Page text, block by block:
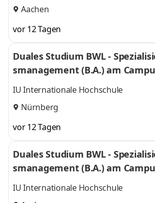
Aachen
vor 12 Tagen
Duales Studium BWL -
smanagement (B.A.) am
l
IU Internationale Hochschule
Nürnberg
vor 12 Tagen
Duales Studium BWL -
smanagement (B.A.) am
l
IU Internationale Hochschule